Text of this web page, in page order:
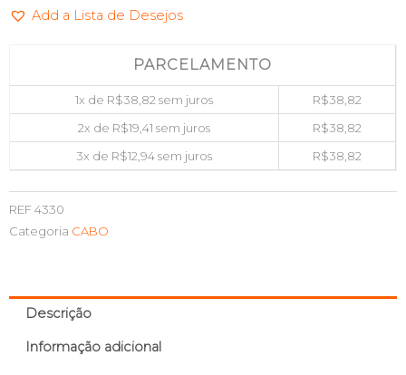
COM
AT-
quantidade
Add a Lista de Desejos
PARCELAMENTO
1x de R$38,82sem juros R$38,82
2x de R$19,41 sem juros R$38,82
3x de R$12,94sem juros R$38,82
REF4330
Categoria CABO
Descrição
Informação adicional